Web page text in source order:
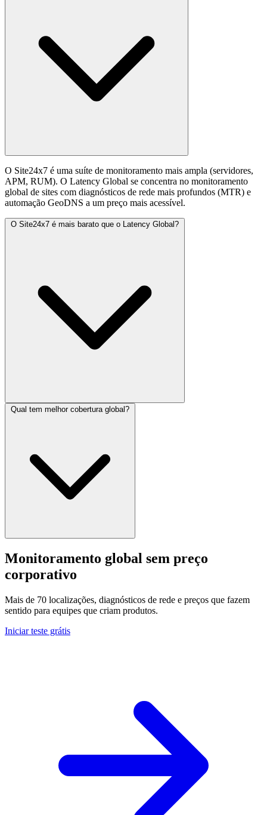
O Site24x7 é uma suíte de monitoramento mais ampla (servidores,
APM, RUM). O Latency Global se concentra no monitoramento
global de sites com diagnósticos de rede mais profundos (MTR) e
automação GeoDNS a um preço mais acessível.
O Site24x7 é mais barato que o Latency Global?
Qual tem melhor cobertura global?
Monitoramento global sem preço
corporativo
Mais de 70 localizações, diagnósticos de rede e preços que fazem
sentido para equipes que criam produtos.
Iniciar teste grátis